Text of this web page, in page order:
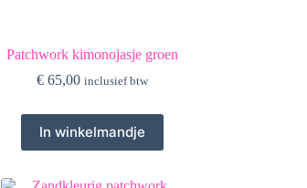
Patchwork kimonojasje groen
€ 65,00 inclusief btw
In winkelmandje